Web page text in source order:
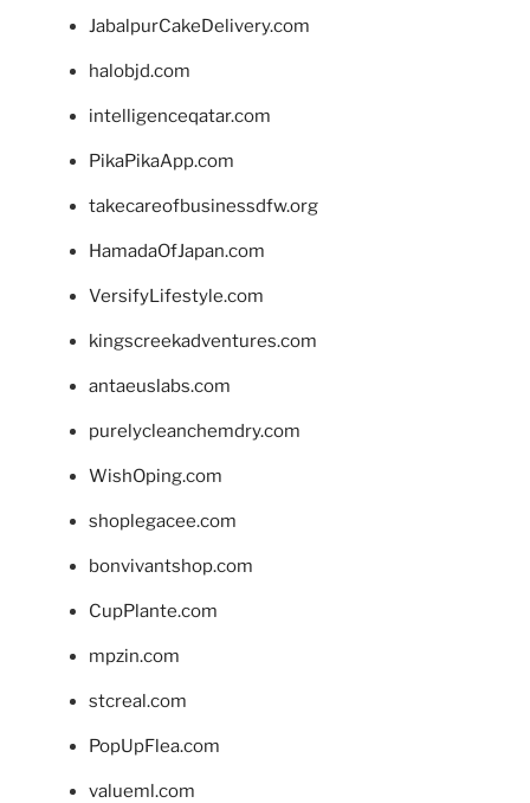
JabalpurCakeDelivery.com
halobjd.com
intelligenceqatar.com
PikaPikaApp.com
takecareofbusinessdfw.org
HamadaOfJapan.com
VersifyLifestyle.com
kingscreekadventures.com
antaeuslabs.com
purelycleanchemdry.com
WishOping.com
shoplegacee.com
bonvivantshop.com
CupPlante.com
mpzin.com
stcreal.com
PopUpFlea.com
valueml.com